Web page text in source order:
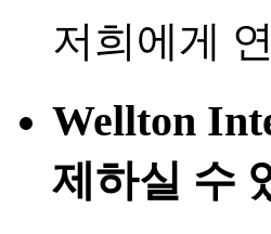
저희에게
Wellton
제하실 수